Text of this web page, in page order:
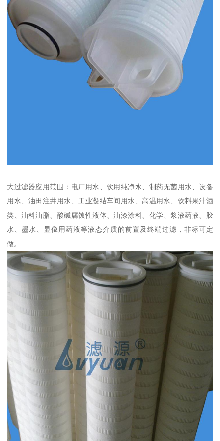
大过滤器应用范围：电厂用水、饮用纯净水、制药无菌用水、设备
用水、油田注井用水、工业凝结车间用水、高温用水、饮料果汁酒
类、油料油脂、酸碱腐蚀性液体、油漆涂料、化学、浆液药液、胶
水、墨水、显像用药液等液态介质的前置及终端过滤，非标可定
做。